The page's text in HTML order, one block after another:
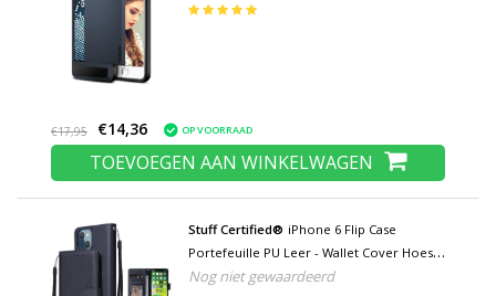
€17,95 €14,36 OP VOORRAAD
TOEVOEGEN AAN WINKELWAGEN
Stuff Certified® iPhone 6 Flip Case
Portefeuille PU Leer - Wallet Cover Hoesje
Blauw
Nog niet gewaardeerd